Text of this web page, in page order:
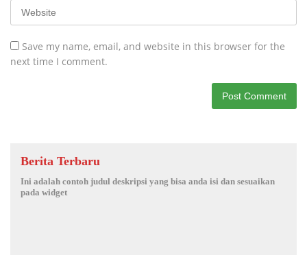
Save my name, email, and website in this browser for the
next time I comment.
Berita Terbaru
Ini adalah contoh judul deskripsi yang bisa anda isi dan sesuaikan
pada widget